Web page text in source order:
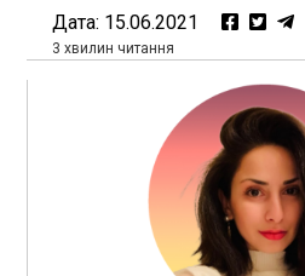
Дата: 15.06.2021
3 хвилин читання